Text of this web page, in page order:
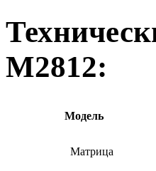
M2812:
Модель
Матрица